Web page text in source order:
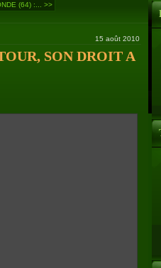
(64) :... >>
15 août 2010
SON DROIT A